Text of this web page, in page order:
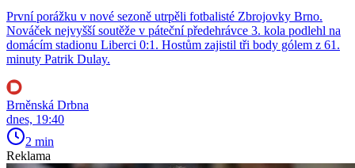
První porážku v nové sezoně utrpěli fotbalisté Zbrojovky Brno.
Nováček nejvyšší soutěže v páteční předehrávce 3. kola podlehl na
domácím stadionu Liberci 0:1. Hostům zajistil tři body gólem z 61.
minuty Patrik Dulay.
Brněnská Drbna
dnes, 19:40
2 min
Reklama